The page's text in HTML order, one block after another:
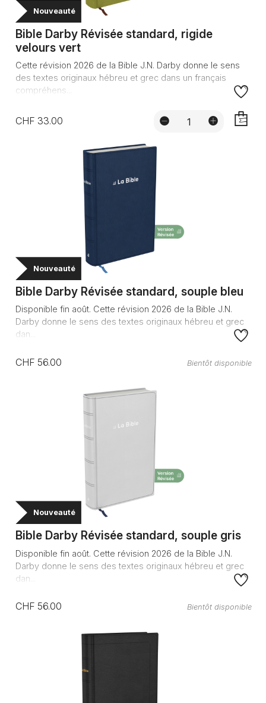
Nouveauté
Bible Darby Révisée standard, rigide
velours vert
Cette révision 2026 de la Bible J.N. Darby donne le sens
des textes originaux hébreu et grec dans un français
compréhens...
CHF 33.00
Nouveauté
Bible Darby Révisée standard, souple bleu
Disponible fin août. Cette révision 2026 de la Bible J.N.
Darby donne le sens des textes originaux hébreu et grec
dan...
CHF 56.00 Bientôt disponible
Nouveauté
Bible Darby Révisée standard, souple gris
Disponible fin août. Cette révision 2026 de la Bible J.N.
Darby donne le sens des textes originaux hébreu et grec
dan...
CHF 56.00 Bientôt disponible